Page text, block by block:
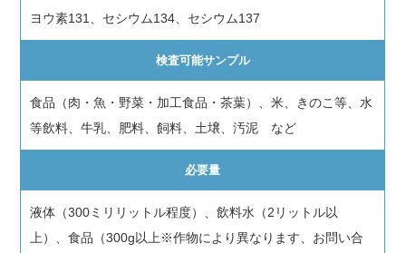
ヨウ素131、セシウム134、セシウム137
検査可能サンプル
食品（肉・魚・野菜・加工食品・茶葉）、米、きのこ等、水
等飲料、牛乳、肥料、飼料、土壌、汚泥 など
必要量
液体（300ミリリットル程度）、飲料水（2リットル以
上）、食品（300g以上※作物により異なります、お問い合